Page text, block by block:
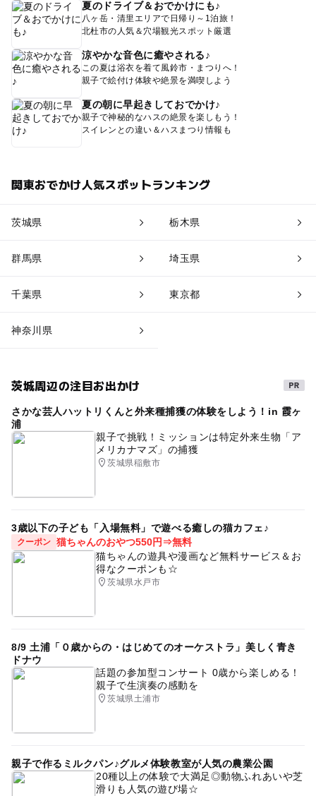
夏のドライブ＆おでかけにも♪
八ヶ岳・清里エリアで日帰り～1泊旅！
北杜市の人気＆穴場観光スポット厳選
涼やかな音色に癒やされる♪
この夏は浴衣を着て風鈴市・まつりへ！
親子で絵付け体験や絶景を満喫しよう
夏の朝に早起きしておでかけ♪
親子で神秘的なハスの絶景を楽しもう！
スイレンとの違い＆ハスまつり情報も
関東おでかけ人気スポットランキング
茨城県 栃木県
群馬県 埼玉県
千葉県 東京都
神奈川県
茨城周辺の注目お出かけ
さかな芸人ハットリくんと外来種捕獲の体験をしよう！in 霞ヶ
浦
親子で挑戦！ミッションは特定外来生物「ア
メリカナマズ」の捕獲
茨城県稲敷市
3歳以下の子ども「入場無料」で遊べる癒しの猫カフェ♪
クーポン 猫ちゃんのおやつ550円⇒無料
猫ちゃんの遊具や漫画など無料サービス＆お
得なクーポンも☆
茨城県水戸市
8/9 土浦「０歳からの・はじめてのオーケストラ」美しく青き
ドナウ
話題の参加型コンサート 0歳から楽しめる！
親子で生演奏の感動を
茨城県土浦市
親子で作るミルクパン♪グルメ体験教室が人気の農業公園
20種以上の体験で大満足◎動物ふれあいや芝
滑りも人気の遊び場☆